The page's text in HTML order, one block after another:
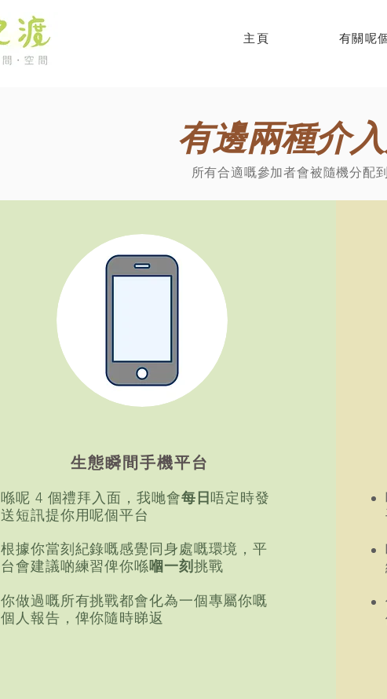
主頁 有關呢
所有合適嘅參加者會被隨機分配
有邊兩種介
生態瞬間手機平台
喺呢 4 個禮拜入面，我哋會每日 唔定時發
送短訊提你用呢個平台
根據你當刻紀錄嘅感覺同身處嘅環境，平
台會建議啲練習俾你喺嗰一刻挑戰
你做過嘅所有挑戰都會化為一個專屬你嘅
個人報告，俾你隨時睇返